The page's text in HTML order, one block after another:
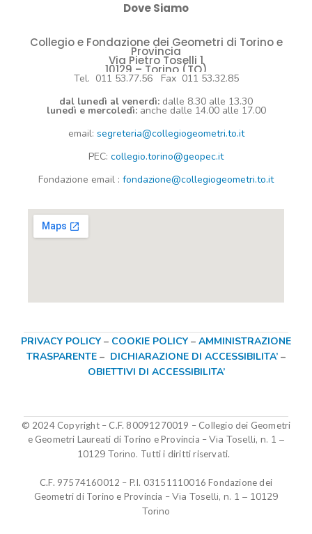
Dove Siamo
Collegio e Fondazione dei Geometri di Torino e
Provincia
Via Pietro Toselli 1
10129 – Torino (TO)
Tel. 011 53.77.56 Fax 011 53.32.85
dal lunedì al venerdì: dalle 8.30 alle 13.30
lunedì e mercoledì: anche dalle 14.00 alle 17.00
email: segreteria@collegiogeometri.to.it
PEC: collegio.torino@geopec.it
Fondazione email : fondazione@collegiogeometri.to.it
PRIVACY POLICY – COOKIE POLICY – AMMINISTRAZIONE
TRASPARENTE – DICHIARAZIONE DI ACCESSIBILITA’ –
OBIETTIVI DI ACCESSIBILITA’
© 2024 Copyright – C.F. 80091270019 – Collegio dei Geometri
e Geometri Laureati di Torino e Provincia –Via Toselli, n. 1 –
10129 Torino. Tutti i diritti riservati.
C.F. 97574160012 – P.I. 03151110016Fondazione dei
Geometri di Torino e Provincia –Via Toselli, n. 1 – 10129
Torino